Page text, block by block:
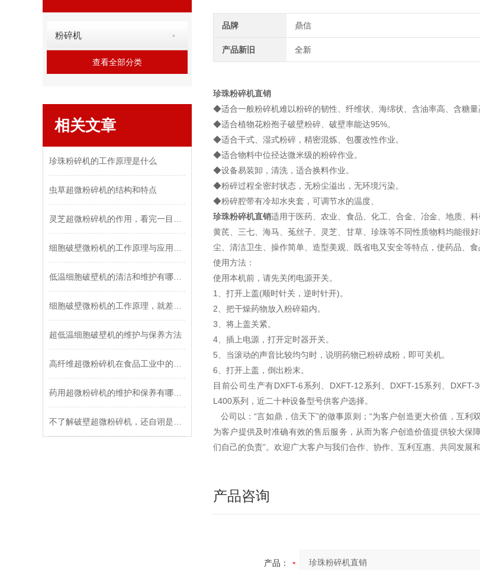
粉碎机
查看全部分类
相关文章
珍珠粉碎机的工作原理是什么
虫草超微粉碎机的结构和特点
超低温细胞破壁机的维护与保养方法
品牌 鼎信
产品新旧 全新
珍珠粉碎机直销
◆适合一般粉碎机难以粉碎的韧性、纤维状、海绵状、含油率高
◆适合植物花粉孢子破壁粉碎、破壁率能达95%。
◆适合干式、湿式粉碎，精密混炼、包覆改性作业。
◆适合物料中位径达微米级的粉碎作业。
◆设备易装卸，清洗，适合换料作业。
◆粉碎过程全密封状态，无粉尘溢出，无环境污染。
◆粉碎腔带有冷却水夹套，可调节水的温度、
珍珠粉碎机直销适用于医药、农业、食品、化工、合金、冶金、地质、
黄芪、三七、海马、菟丝子、灵芝、甘草、珍珠等不同性质物料均能很
尘、清洁卫生、操作简单、造型美观、既省电又安全等特点，使药品、
使用方法：
使用本机前，请先关闭电源开关。
1、打开上盖(顺时针关，逆时针开)。
2、把干燥药物放入粉碎箱内。
3、将上盖关紧。
4、插上电源，打开定时器开关。
5、当滚动的声音比较均匀时，说明药物已粉碎成粉，即可关机。
6、打开上盖，倒出粉末。
目前公司生产有DXFT-6系列、DXFT-12系列、DXFT-15系列、
L400系列，近二十种设备型号供客户选择。
公司以：“言如鼎，信天下”的做事原则；“为客户创造更大价值，互
为客户提供及时准确有效的售后服务，从而为客户创造价值提供较大
们自己的负责”。欢迎广大客户与我们合作、协作、互利互惠、共同发展和
产品咨询
产品：